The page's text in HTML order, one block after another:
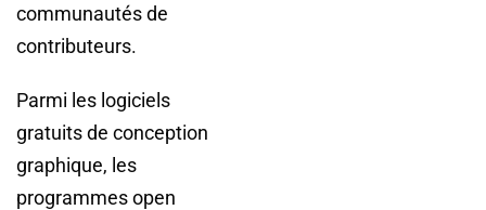
communautés de
contributeurs.
Parmi les logiciels
gratuits de conception
graphique, les
programmes open